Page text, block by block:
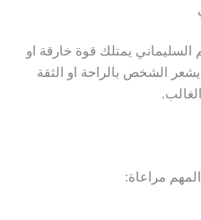
السليماني يمتلك قوة خارقة او
الشخص بالراحة او الثقة
مراعاة: